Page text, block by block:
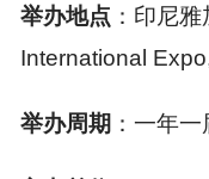
举办地点 ：印尼
International
举办周期 ：一年一